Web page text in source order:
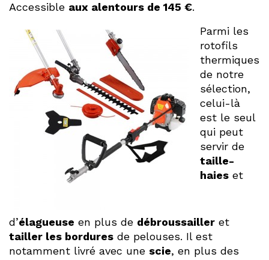
Accessible aux alentours de 145 €.
Parmi les
rotofils
thermiques
de notre
sélection,
celui-là
est le seul
qui peut
servir de
taille-
haies et
d’élagueuse en plus de débroussailler et
tailler les bordures de pelouses. Il est
notamment livré avec une scie, en plus des